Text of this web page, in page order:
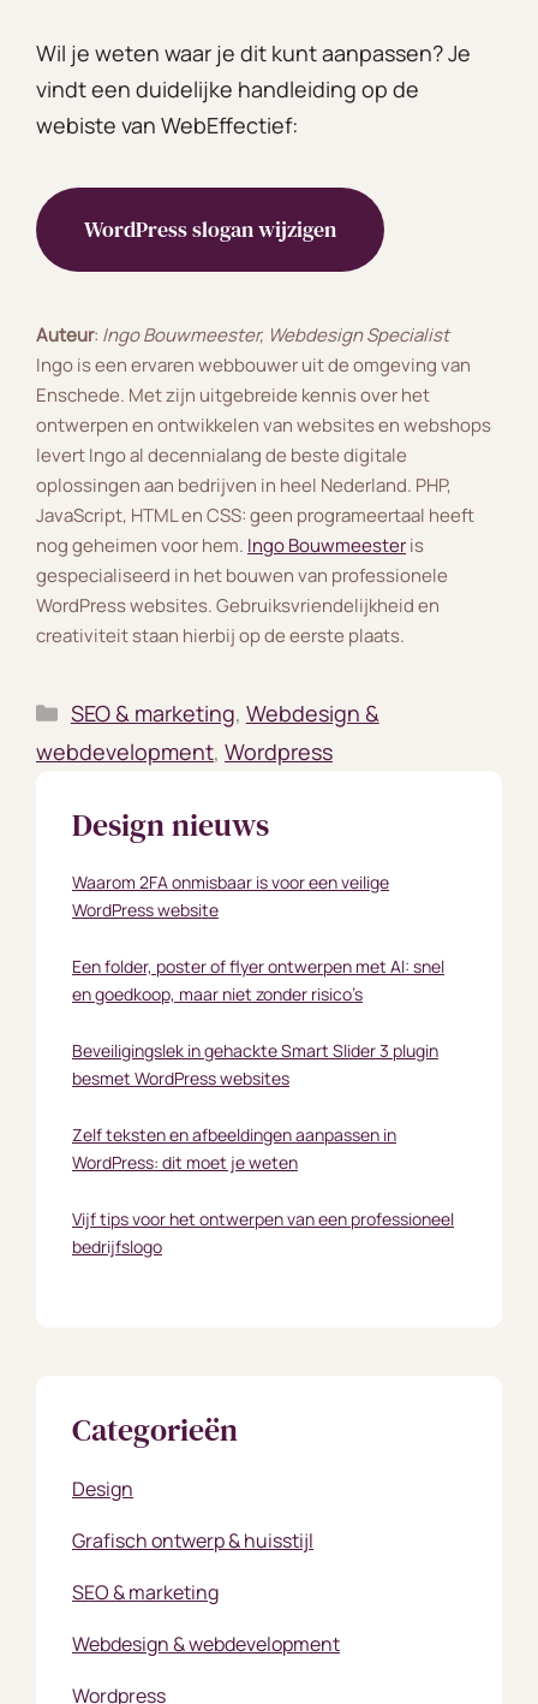
Wil je weten waar je dit kunt aanpassen? Je
vindt een duidelijke handleiding op de
webiste van WebEffectief:
WordPress slogan wijzigen
Auteur: Ingo Bouwmeester, Webdesign Specialist
Ingo is een ervaren webbouwer uit de omgeving van
Enschede. Met zijn uitgebreide kennis over het
ontwerpen en ontwikkelen van websites en webshops
levert Ingo al decennialang de beste digitale
oplossingen aan bedrijven in heel Nederland. PHP,
JavaScript, HTML en CSS: geen programeertaal heeft
nog geheimen voor hem. Ingo Bouwmeesteris
gespecialiseerd in het bouwen van professionele
WordPress websites. Gebruiksvriendelijkheid en
creativiteit staan hierbij op de eerste plaats.
Categorieën
SEO & marketing, Webdesign &
webdevelopment, Wordpress
Design nieuws
Waarom 2FA onmisbaar is voor een veilige
WordPress website
Een folder, poster of flyer ontwerpen met AI: snel
en goedkoop, maar niet zonder risico’s
Beveiligingslek in gehackte Smart Slider 3 plugin
besmet WordPress websites
Zelf teksten en afbeeldingen aanpassen in
WordPress: dit moet je weten
Vijf tips voor het ontwerpen van een professioneel
bedrijfslogo
Categorieën
Design
Grafisch ontwerp & huisstijl
SEO & marketing
Webdesign & webdevelopment
Wordpress